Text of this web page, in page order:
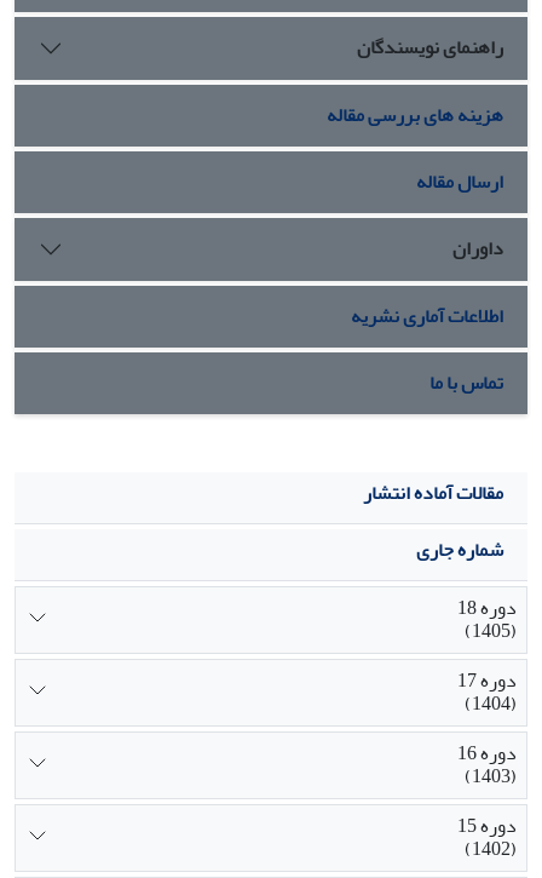
اهداف گروه طالبان و حتی مانعی اضافی برای دستیابی به آن‌ها
تلقی می‌شود.
راهنمای نویسندگان
هزینه های بررسی مقاله
ارسال مقاله
داوران
اطلاعات آماری نشریه
تماس با ما
مقالات آماده انتشار
شماره جاری
دوره 18
(1405)
دوره 17
(1404)
دوره 16
(1403)
دوره 15
(1402)